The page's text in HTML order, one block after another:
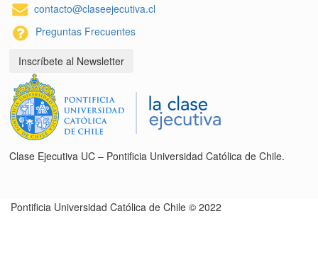
contacto@claseejecutiva.cl
Preguntas Frecuentes
Inscríbete al Newsletter
Clase Ejecutiva UC – Pontificia Universidad Católica de Chile.
Pontificia Universidad Católica de Chile © 2022